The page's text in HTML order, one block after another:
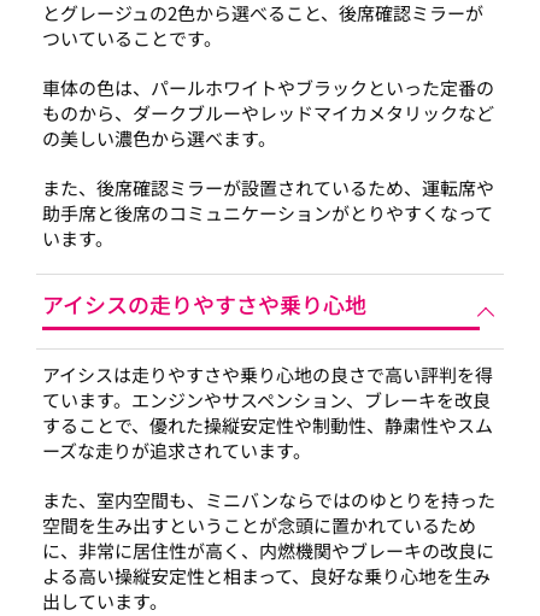
とグレージュの2色から選べること、後席確認ミラーが
ついていることです。
車体の色は、パールホワイトやブラックといった定番の
ものから、ダークブルーやレッドマイカメタリックなど
の美しい濃色から選べます。
また、後席確認ミラーが設置されているため、運転席や
助手席と後席のコミュニケーションがとりやすくなって
います。
アイシスの走りやすさや乗り心地
アイシスは走りやすさや乗り心地の良さで高い評判を得
ています。エンジンやサスペンション、ブレーキを改良
することで、優れた操縦安定性や制動性、静粛性やスム
ーズな走りが追求されています。
また、室内空間も、ミニバンならではのゆとりを持った
空間を生み出すということが念頭に置かれているため
に、非常に居住性が高く、内燃機関やブレーキの改良に
よる高い操縦安定性と相まって、良好な乗り心地を生み
出しています。